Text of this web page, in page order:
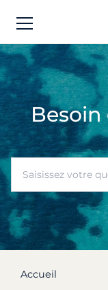
Besoin
Accueil